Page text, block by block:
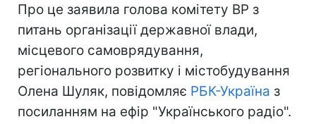
Про це заявила голова комітету ВР з
питань організації державної влади,
місцевого самоврядування,
регіонального розвитку і містобудування
Олена Шуляк, повідомляє РБК-Україна з
посиланням на ефір "Українського радіо".